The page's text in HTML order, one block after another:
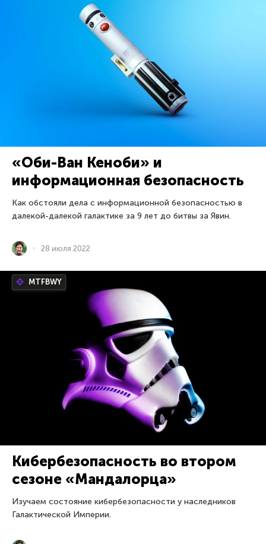
«Оби-Ван Кеноби» и
информационная безопасность
Как обстояли дела с информационной безопасностью в
далекой-далекой галактике за 9 лет до битвы за Явин.
28 июля 2022
MTFBWY
Кибербезопасность во втором
сезоне «Мандалорца»
Изучаем состояние кибербезопасности у наследников
Галактической Империи.